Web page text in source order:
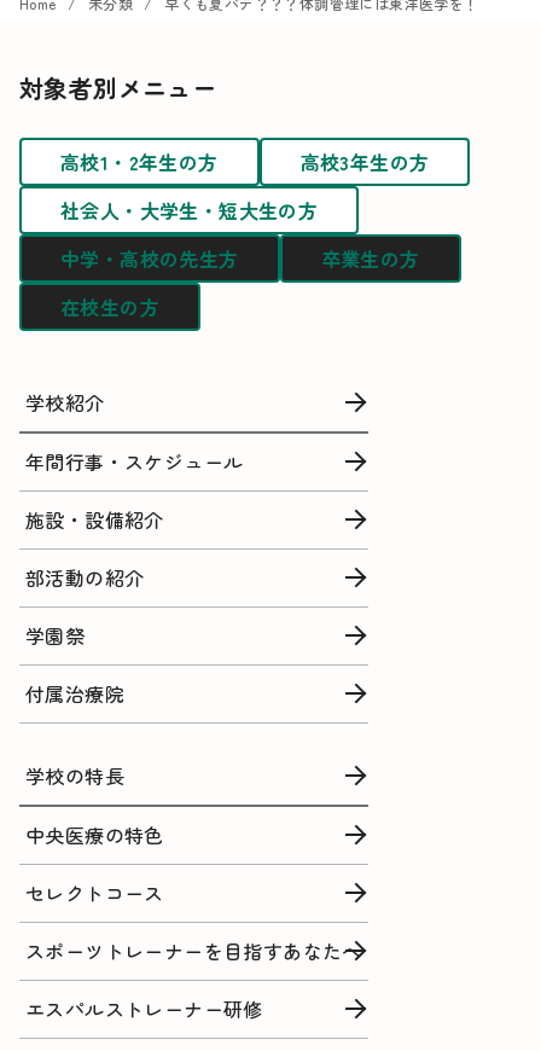
対象者別メニュー
高校1・2年生の方
高校3年生の方
社会人・大学生・短大生の方
中学・高校の先生方
卒業生の方
在校生の方
学校紹介
年間行事・スケジュール
施設・設備紹介
部活動の紹介
学園祭
付属治療院
学校の特長
中央医療の特色
セレクトコース
スポーツトレーナーを目指すあなたへ
エスパルストレーナー研修